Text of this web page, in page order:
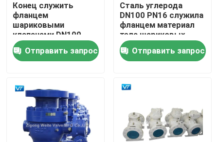
Шариковый клапан трубопровода
Клапаны трубопровода природного газа
Клапаны нефтепровода
Шариковый клапан управляемый шестерней
Конец служить
фланцем
шариковыми
клапанами DN100
PN16 входа стороны
Trunnion литой стали
Отправить запрос
Сталь углерода
DN100 PN16 служила
фланцем материал
тела шариковых
клапанов WCB конца
Отправить запрос